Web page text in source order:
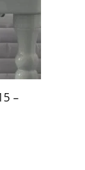
–